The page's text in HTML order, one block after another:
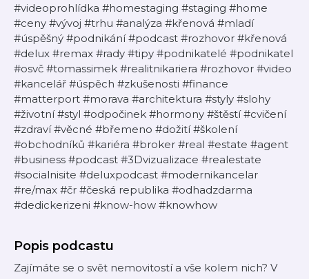
#videoprohlídka #homestaging #staging #home
#ceny #vývoj #trhu #analýza #křenová #mladí
#úspěšný #podnikání #podcast #rozhovor #křenová
#delux #remax #rady #tipy #podnikatelé #podnikatel
#osvč #tomassimek #realitnikariera #rozhovor #video
#kancelář #úspěch #zkušenosti #finance
#matterport #morava #architektura #styly #slohy
#životní #styl #odpočinek #hormony #štěstí #cvičení
#zdraví #věcné #břemeno #dožití #školení
#obchodníků #kariéra #broker #real #estate #agent
#business #podcast #3Dvizualizace #realestate
#socialnisite #deluxpodcast #modernikancelar
#re/max #čr #česká republika #odhadzdarma
#dedickerizeni #know-how #knowhow
Popis podcastu
Zajímáte se o svět nemovitostí a vše kolem nich? V